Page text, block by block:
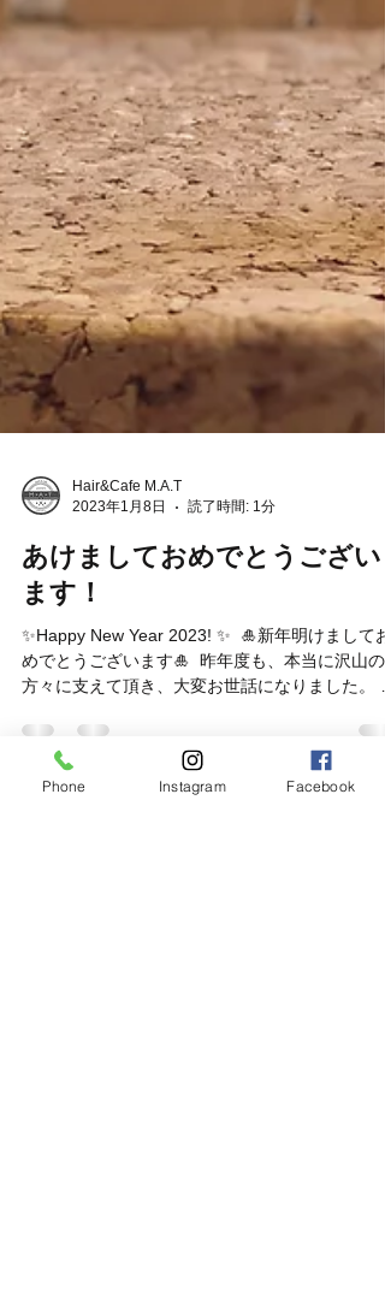
2023年1月8日
読了時間: 1分
あけましておめでとうござい
ます！
✨Happy New Year 2023! ✨ ⁡ 🎍新年明けましてお
めでとうございます🎍 ⁡ 昨年度も、本当に沢山の
方々に支えて頂き、大変お世話になりました。 ⁡
Hair&Cafe M.A.Tをご利用頂き本当にありがとう
ざいました。 ⁡...
Phone Instagram Facebook